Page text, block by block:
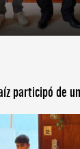
participó de